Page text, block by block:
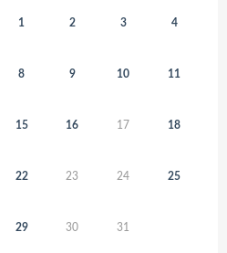
1 2 3 4
8 9 10 11
15 16 17 18
22 23 24 25
29 30 31